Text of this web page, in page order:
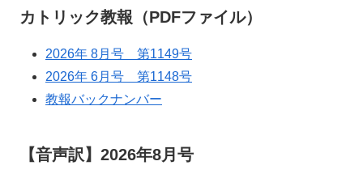
カトリック教報（PDFファイル）
2026年 8月号 第1149号
2026年 6月号 第1148号
教報バックナンバー
【音声訳】2026年8月号